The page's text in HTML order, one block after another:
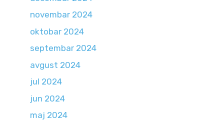
novembar 2024
oktobar 2024
septembar 2024
avgust 2024
jul 2024
jun 2024
maj 2024